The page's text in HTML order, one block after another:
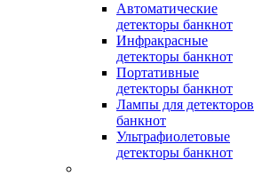
Автоматические
детекторы банкнот
Инфракрасные
детекторы банкнот
Портативные
детекторы банкнот
Лампы для детекторов
банкнот
Ультрафиолетовые
детекторы банкнот